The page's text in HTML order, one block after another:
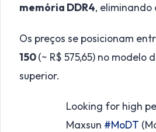
memória DDR4, eliminando
Os preços se posicionam
150(~ R$ 575,65) no
superior.
Looking for high
Maxsun #MoDT